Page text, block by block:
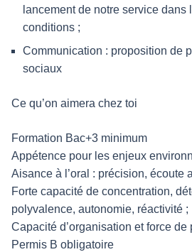
lancement de notre service dans
conditions ;
Communication : proposition de
sociaux
Ce qu’on aimera chez toi
Formation Bac+3 minimum
Appétence pour les enjeux
Aisance à l’oral : précision, écoute
Forte capacité de concentration,
polyvalence, autonomie, réactivité ;
Capacité d’organisation et force de
Permis B obligatoire